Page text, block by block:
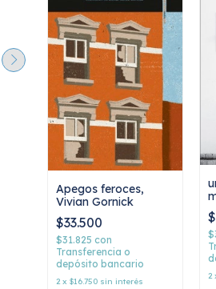
Apegos feroces,
Vivian Gornick
$33.500
$31.825 con
Transferencia o
depósito bancario
2 x $16.750 sin interés
2